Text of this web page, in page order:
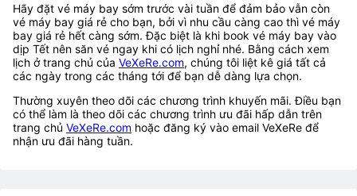
Hãy đặt vé máy bay sớm trước vài tuần để đảm bảo vẫn còn
vé máy bay giá rẻ cho bạn, bởi vì nhu cầu càng cao thì vé máy
bay giá rẻ hết càng sớm. Đặc biệt là khi book vé máy bay vào
dịp Tết nên săn vé ngay khi có lịch nghỉ nhé. Bằng cách xem
lịch ở trang chủ của VeXeRe.com, chúng tôi liệt kê giá tất cả
các ngày trong các tháng tới để bạn dễ dàng lựa chọn.
Thường xuyên theo dõi các chương trình khuyến mãi. Điều bạn
có thể làm là theo dõi các chương trình ưu đãi hấp dẫn trên
trang chủ VeXeRe.com hoặc đăng ký vào email VeXeRe để
nhận ưu đãi hàng tuần.